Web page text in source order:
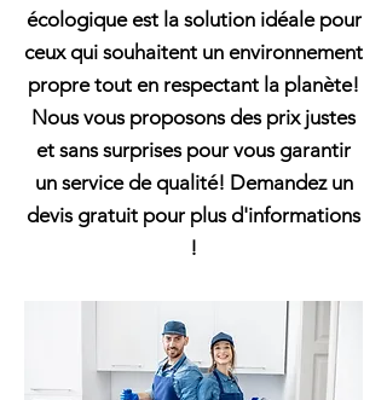
écologique est la solution idéale pour
ceux qui souhaitent un environnement
propre tout en respectant la planète!
Nous vous proposons des prix justes
et sans surprises pour vous garantir
un service de qualité! Demandez un
devis gratuit pour plus d'informations
!